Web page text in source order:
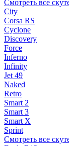
Смотреть все
City
Corsa RS
Cyclone
Discovery
Force
Inferno
Infinity
Jet 49
Naked
Retro
Smart 2
Smart 3
Smart X
Sprint
Смотреть все